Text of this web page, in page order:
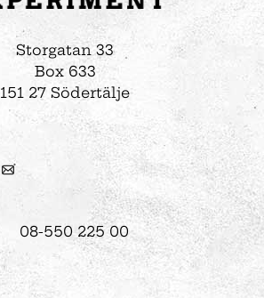
Storgatan 33
Box 633
151 27 Södertälje
08-550 225 00